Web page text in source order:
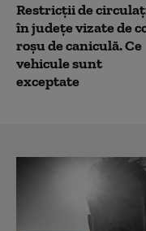
Restricţii de
în județe vizate de
roşu de caniculă. Ce
vehicule sunt
exceptate